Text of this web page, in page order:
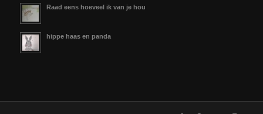
Raad eens hoeveel ik van je hou
hippe haas en panda